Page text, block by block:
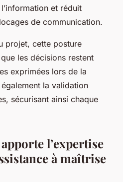
et réduit
de communication.
projet, cette posture
les décisions restent
exprimées lors de la
la validation
sécurisant ainsi chaque
l’expertise
à maîtrise